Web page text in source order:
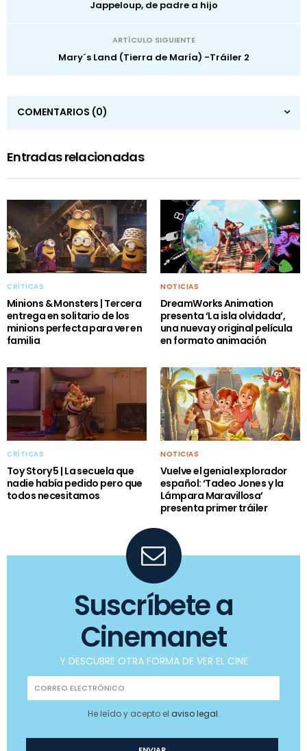
Jappeloup, de padre a hijo
ARTÍCULO SIGUIENTE
Mary´s Land (Tierra de María) -Tráiler 2
COMENTARIOS (0)
Entradas relacionadas
CRÍTICAS
Minions & Monsters | Tercera
entrega en solitario de los
minions perfecta para ver en
familia
NOTICIAS
DreamWorks Animation
presenta ‘La isla olvidada’,
una nueva y original película
en formato animación
CRÍTICAS
Toy Story 5 | La secuela que
nadie había pedido pero que
todos necesitamos
NOTICIAS
Vuelve el genial explorador
español: ‘Tadeo Jones y la
Lámpara Maravillosa’
presenta primer tráiler
Suscríbete a
Cinemanet
Y DESCUBRE OTRA FORMA DE VER EL CINE
He leído y acepto el aviso legal.